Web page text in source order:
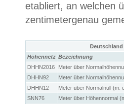
etabliert, an welchen
zentimetergenau
Höhennetz Bezeichnung
DHHN2016
Meter über
DHHN92
Meter über
DHHN12
Meter über Normalnull (m.
SNN76
Meter über Höhennormal